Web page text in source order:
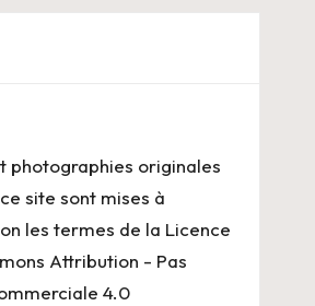
photographies originales
site sont mises à
les termes de la Licence
Attribution - Pas
4.0